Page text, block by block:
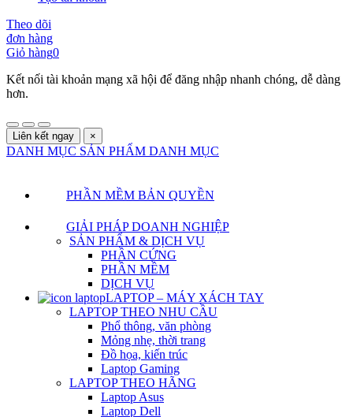
Theo dõi
đơn hàng
Giỏ hàng0
Kết nối tài khoản mạng xã hội để đăng nhập nhanh chóng, dễ dàng
hơn.
Liên kết ngay ×
DANH MỤC SẢN PHẨM DANH MỤC
PHẦN MỀM BẢN QUYỀN
GIẢI PHÁP DOANH NGHIỆP
SẢN PHẨM & DỊCH VỤ
PHẦN CỨNG
PHẦN MỀM
DỊCH VỤ
LAPTOP – MÁY XÁCH TAY
LAPTOP THEO NHU CẦU
Phổ thông, văn phòng
Mỏng nhẹ, thời trang
Đồ họa, kiến trúc
Laptop Gaming
LAPTOP THEO HÃNG
Laptop Asus
Laptop Dell